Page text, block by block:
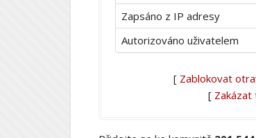
Zapsáno z IP adresy
Autorizováno uživatelem
[ Zablokovat
[